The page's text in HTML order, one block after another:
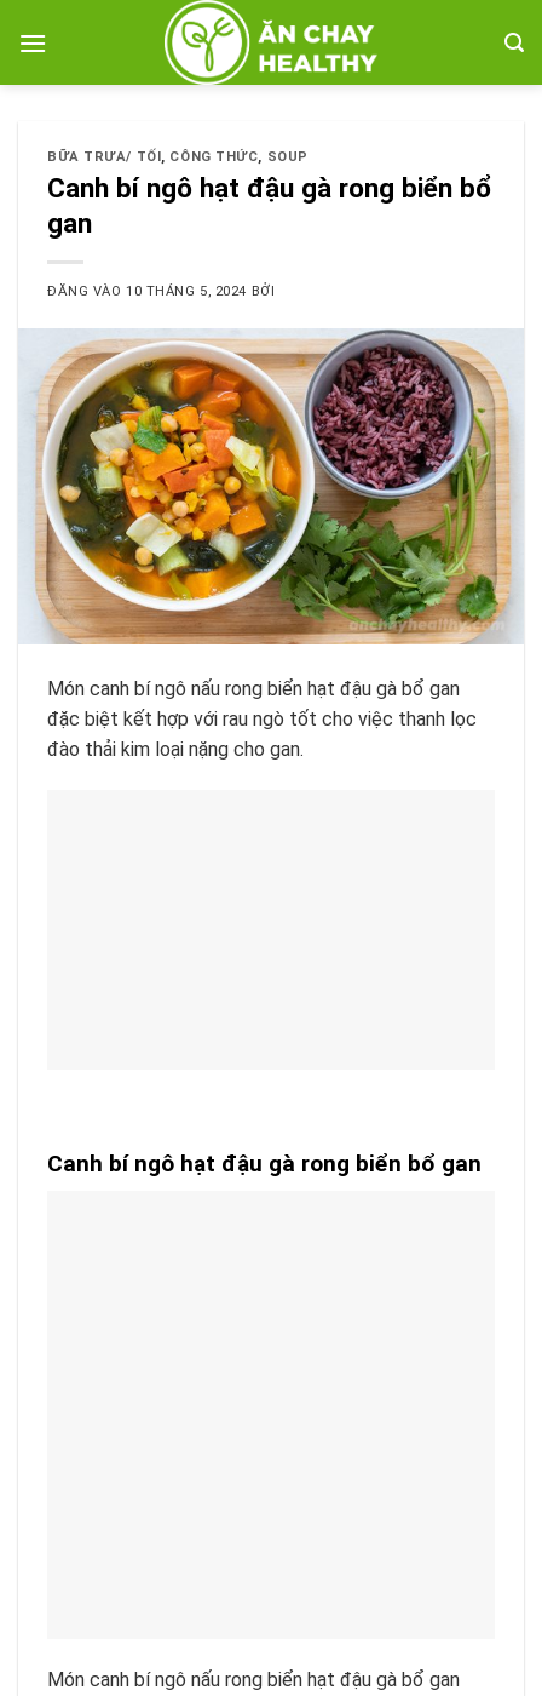
qua
BỮA TRƯA/ TỐI, CÔNG THỨC, SOUP
Canh bí ngô hạt đậu gà rong biển bổ
gan
ĐĂNG VÀO10 THÁNG 5, 2024 BỞI
Món canh bí ngô nấu rong biển hạt đậu gà bổ gan
đặc biệt kết hợp với rau ngò tốt cho việc thanh lọc
đào thải kim loại nặng cho gan.
Canh bí ngô hạt đậu gà rong biển bổ gan
Món canh bí ngô nấu rong biển hạt đậu gà bổ gan